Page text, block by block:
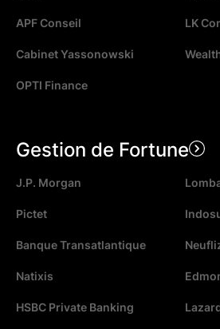
APF Conseil LK
Cabinet Yassonowski
OPTI Finance
Gestion de Fortune
J.P. Morgan
Pictet
Banque Transatlantique
Natixis
HSBC Private Banking